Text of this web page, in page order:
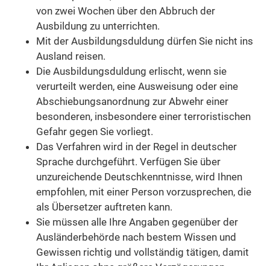
von zwei Wochen über den Abbruch der
Ausbildung zu unterrichten.
Mit der Ausbildungsduldung dürfen Sie nicht ins
Ausland reisen.
Die Ausbildungsduldung erlischt, wenn sie
verurteilt werden, eine Ausweisung oder eine
Abschiebungsanordnung zur Abwehr einer
besonderen, insbesondere einer terroristischen
Gefahr gegen Sie vorliegt.
Das Verfahren wird in der Regel in deutscher
Sprache durchgeführt. Verfügen Sie über
unzureichende Deutschkenntnisse, wird Ihnen
empfohlen, mit einer Person vorzusprechen, die
als Übersetzer auftreten kann.
Sie müssen alle Ihre Angaben gegenüber der
Ausländerbehörde nach bestem Wissen und
Gewissen richtig und vollständig tätigen, damit